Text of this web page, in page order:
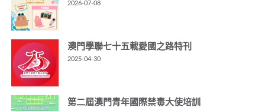
2026-07-08
澳門學聯七十五載愛國之路特刊
2025-04-30
第二屆澳門青年國際禁毒大使培訓